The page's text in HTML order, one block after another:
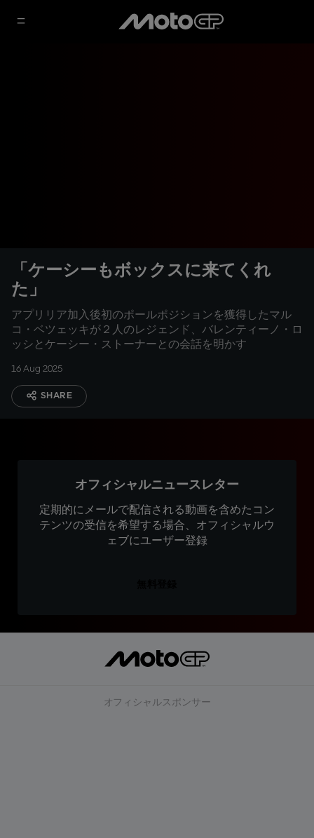
「ケーシーもボックスに来てくれ
た」
アプリリア加入後初のポールポジションを獲得したマル
コ・ベツェッキが２人のレジェンド、バレンティーノ・ロ
ッシとケーシー・ストーナーとの会話を明かす
16 Aug 2025
SHARE
オフィシャルニュースレター
定期的にメールで配信される動画を含めたコン
テンツの受信を希望する場合、オフィシャルウ
ェブにユーザー登録
オフィシャルスポンサー